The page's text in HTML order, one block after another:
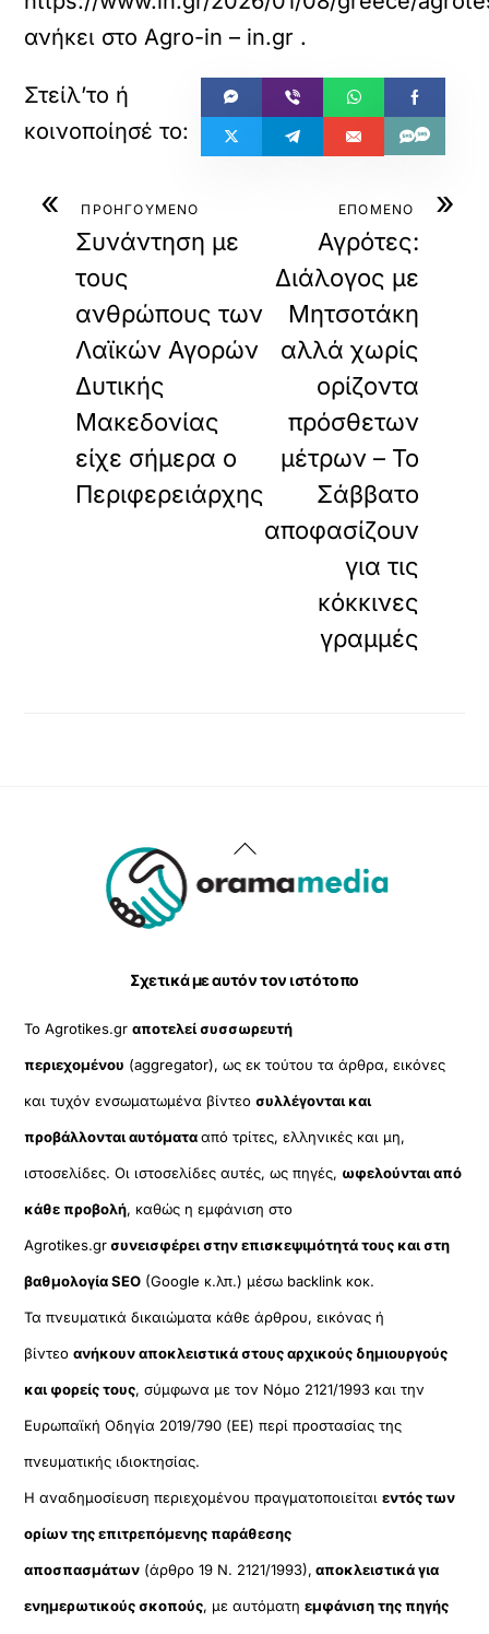
ανήκει στο Agro-in – in.gr .
« ΠΡΟΗΓΟΥΜΕΝΟ
Συνάντηση με
τους
ανθρώπους των
Λαϊκών Αγορών
Δυτικής
Μακεδονίας
είχε σήμερα ο
Περιφερειάρχης
»
ΕΠΟΜΕΝΟ
Αγρότες:
Διάλογος με
Μητσοτάκη
αλλά χωρίς
ορίζοντα
πρόσθετων
μέτρων – Το
Σάββατο
αποφασίζουν
για τις
κόκκινες
γραμμές
Back
To
Σχετικά με αυτόν τον ιστότοπο
Το Agrotikes.grαποτελεί συσσωρευτή
περιεχομένου (aggregator), ως εκ τούτου τα άρθρα, εικόνες
και τυχόν ενσωματωμένα βίντεοσυλλέγονται και
προβάλλονται αυτόματααπό τρίτες, ελληνικές και μη,
ιστοσελίδες. Οι ιστοσελίδες αυτές, ως πηγές, ωφελούνται από
κάθε προβολή, καθώς η εμφάνιση στο
Agrotikes.grσυνεισφέρει στην επισκεψιμότητά τους και στη
βαθμολογία SEO (Google κ.λπ.) μέσω backlink κοκ.
Τα πνευματικά δικαιώματα κάθε άρθρου, εικόνας ή
βίντεοανήκουν αποκλειστικά στους αρχικούς δημιουργούς
και φορείς τους, σύμφωνα με τον Νόμο 2121/1993 και την
Ευρωπαϊκή Οδηγία 2019/790 (ΕΕ) περί προστασίας της
πνευματικής ιδιοκτησίας.
Η αναδημοσίευση περιεχομένου πραγματοποιείταιεντός των
ορίων της επιτρεπόμενης παράθεσης
αποσπασμάτων (άρθρο 19 Ν. 2121/1993), αποκλειστικά για
ενημερωτικούς σκοπούς, με αυτόματηεμφάνιση της πηγής